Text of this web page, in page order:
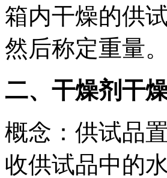
箱内干燥的供
然后称定重量。
二、干燥剂干
概念：供试品
收供试品中的